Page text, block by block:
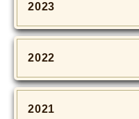
2023
2022
2021